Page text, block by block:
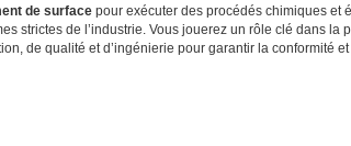
de surface pour exécuter des procédés chimiques et
strictes de l’industrie. Vous jouerez un rôle clé dans la
de qualité et d’ingénierie pour garantir la conformité